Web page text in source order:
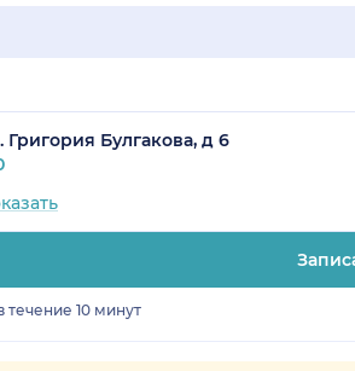
Григория Булгакова, д 6
течение 10 минут